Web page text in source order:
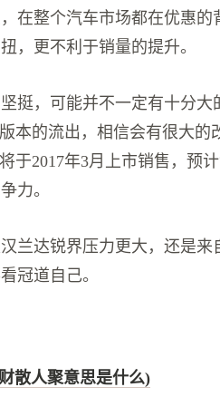
在整个汽车市场都在优惠的
，更不利于销量的提升。
挺，可能并不一定有十分大
本的流出，相信会有很大的
于2017年3月上市销售，预
力。
兰达锐界压力更大，还是来
冠道自己。
散人聚意思是什么)